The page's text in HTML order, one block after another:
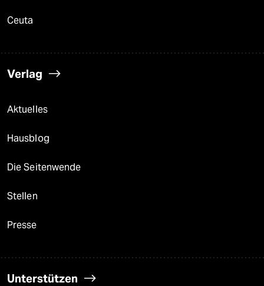
Ceuta
Verlag
Aktuelles
Hausblog
Die Seitenwende
Stellen
Presse
Unterstützen